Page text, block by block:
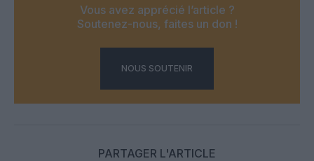
Vous avez apprécié l’article ?
Soutenez-nous, faites un don !
NOUS SOUTENIR
PARTAGER L'ARTICLE